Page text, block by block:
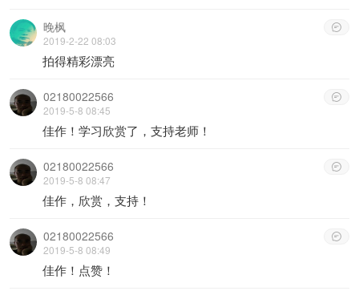

晚枫
2019-2-22 08:03
拍得精彩漂亮

02180022566
2019-5-8 08:45
佳作！学习欣赏了，支持老师！

02180022566
2019-5-8 08:47
佳作，欣赏，支持！

02180022566
2019-5-8 08:49
佳作！点赞！